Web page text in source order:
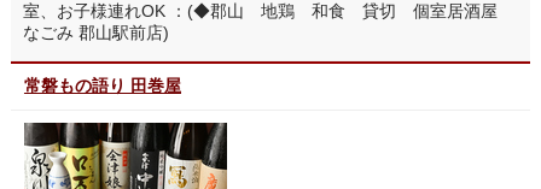
室、お子様連れOK ：(◆郡山 地鶏 和食 貸切 個室居酒屋
なごみ 郡山駅前店)
常磐もの語り 田巻屋